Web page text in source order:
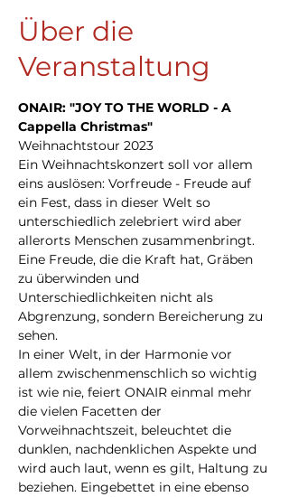
Über die
Veranstaltung
ONAIR: "JOY TO THE WORLD - A
Cappella Christmas"
Weihnachtstour 2023
Ein Weihnachtskonzert soll vor allem
eins auslösen: Vorfreude - Freude auf
ein Fest, dass in dieser Welt so
unterschiedlich zelebriert wird aber
allerorts Menschen zusammenbringt.
Eine Freude, die die Kraft hat, Gräben
zu überwinden und
Unterschiedlichkeiten nicht als
Abgrenzung, sondern Bereicherung zu
sehen.
In einer Welt, in der Harmonie vor
allem zwischenmenschlich so wichtig
ist wie nie, feiert ONAIR einmal mehr
die vielen Facetten der
Vorweihnachtszeit, beleuchtet die
dunklen, nachdenklichen Aspekte und
wird auch laut, wenn es gilt, Haltung zu
beziehen. Eingebettet in eine ebenso